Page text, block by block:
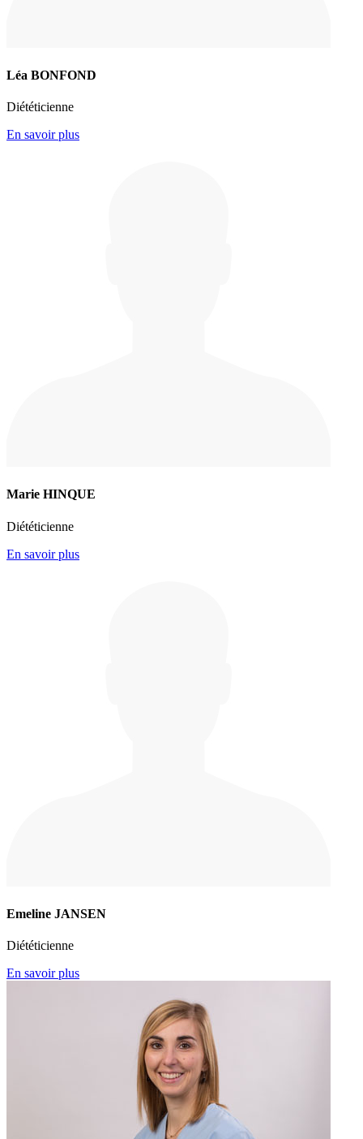
Léa BONFOND
Diététicienne
En savoir plus
Marie HINQUE
Diététicienne
En savoir plus
Emeline JANSEN
Diététicienne
En savoir plus